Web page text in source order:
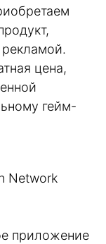
цена,
гейм-
Network
приложение